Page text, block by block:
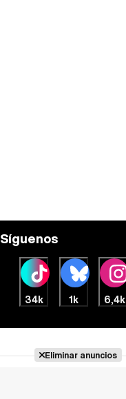
Síguenos
34k 1k 6,4k
Eliminar anuncios